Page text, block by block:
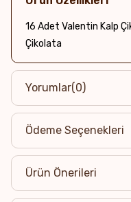
16 Adet Valentin Kalp
Çikolata
Yorumlar(0)
Ödeme Seçenekleri
Ürün Önerileri